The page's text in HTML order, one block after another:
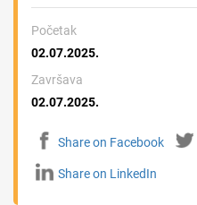
Početak
02.07.2025.
Završava
02.07.2025.
Share on Facebook
Share on LinkedIn